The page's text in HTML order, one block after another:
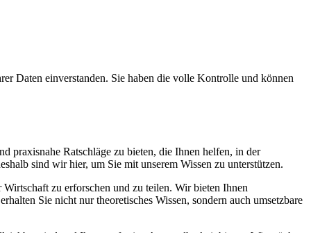
Daten einverstanden. Sie haben die volle Kontrolle und können
praxisnahe Ratschläge zu bieten, die Ihnen helfen, in der
sind wir hier, um Sie mit unserem Wissen zu unterstützen.
zu erforschen und zu teilen. Wir bieten Ihnen
Sie nicht nur theoretisches Wissen, sondern auch umsetzbare